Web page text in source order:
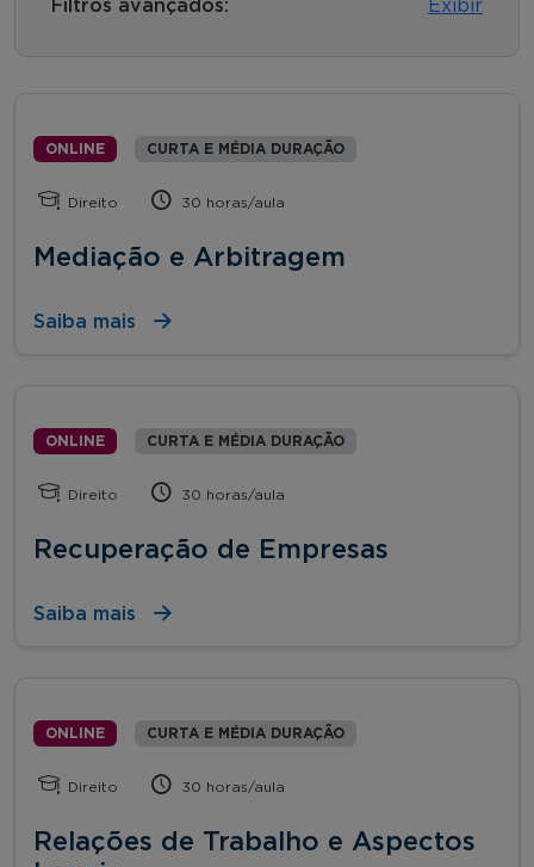
Filtros avançados: Exibir
ONLINE CURTA E MÉDIA DURAÇÃO
Direito 30 horas/aula
Mediação e Arbitragem
Saiba mais
ONLINE CURTA E MÉDIA DURAÇÃO
Direito 30 horas/aula
Recuperação de Empresas
Saiba mais
ONLINE CURTA E MÉDIA DURAÇÃO
Direito 30 horas/aula
Relações de Trabalho e Aspectos